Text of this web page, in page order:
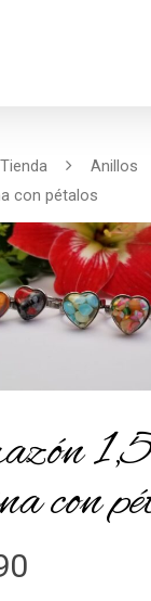
Tienda Anillos
con pétalos
con